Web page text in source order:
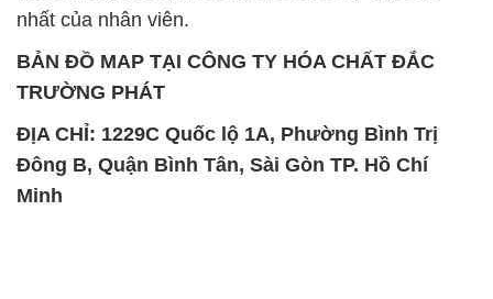
nhất của nhân viên.
BẢN ĐỒ MAP TẠI CÔNG TY HÓA CHẤT ĐẮC
TRƯỜNG PHÁT
ĐỊA CHỈ: 1229C Quốc lộ 1A, Phường Bình Trị
Đông B, Quận Bình Tân, Sài Gòn TP. Hồ Chí
Minh